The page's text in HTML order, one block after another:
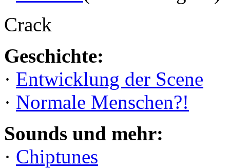
Crack
Geschichte:
· Entwicklung der Scene
· Normale Menschen?!
Sounds und mehr:
· Chiptunes